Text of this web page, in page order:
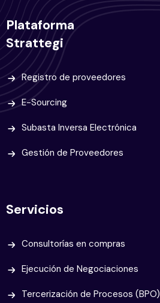
Plataforma
Strattegi
Registro de proveedores
E-Sourcing
Subasta Inversa Electrónica
Gestión de Proveedores
Servicios
Consultorías en compras
Ejecución de Negociaciones
Tercerización de Procesos (BPO)